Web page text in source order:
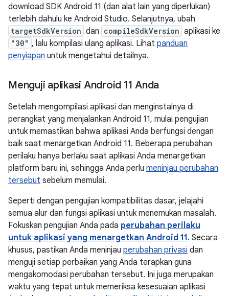
download SDK Android 11 (dan alat lain yang diperlukan)
terlebih dahulu ke Android Studio. Selanjutnya, ubah
targetSdkVersion dan compileSdkVersion aplikasi ke
"30" , lalu kompilasi ulang aplikasi. Lihat panduan
penyiapan untuk mengetahui detailnya.
Menguji aplikasi Android 11 Anda
Setelah mengompilasi aplikasi dan menginstalnya di
perangkat yang menjalankan Android 11, mulai pengujian
untuk memastikan bahwa aplikasi Anda berfungsi dengan
baik saat menargetkan Android 11. Beberapa perubahan
perilaku hanya berlaku saat aplikasi Anda menargetkan
platform baru ini, sehingga Anda perlu meninjau perubahan
tersebut sebelum memulai.
Seperti dengan pengujian kompatibilitas dasar, jelajahi
semua alur dan fungsi aplikasi untuk menemukan masalah.
Fokuskan pengujian Anda pada perubahan perilaku
untuk aplikasi yang menargetkan Android 11. Secara
khusus, pastikan Anda meninjau perubahan privasi dan
menguji setiap perbaikan yang Anda terapkan guna
mengakomodasi perubahan tersebut. Ini juga merupakan
waktu yang tepat untuk memeriksa kesesuaian aplikasi